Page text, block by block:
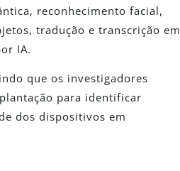
reconhecimento facial,
tradução e transcrição em
IA.
que os investigadores
para identificar
dos dispositivos em